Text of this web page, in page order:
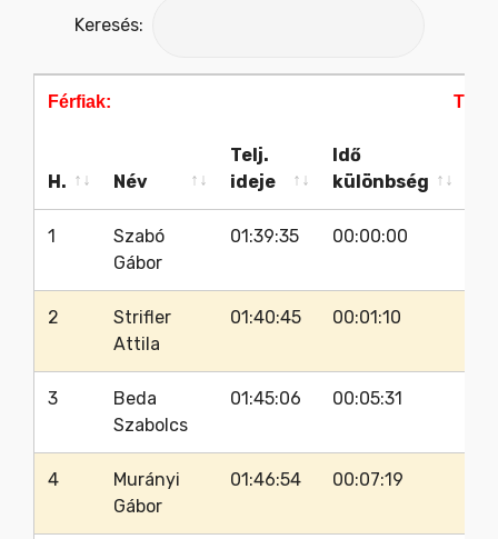
Keresés:
Férfiak: Táv:
H. Név
Telj.
ideje
Idő
különbség
ideje
különbség
1
Szabó
Gábor
01:39:35 00:00:00
2
Strifler
Attila
01:40:45 00:01:10
3
Beda
Szabolcs
01:45:06 00:05:31
4
Murányi
Gábor
01:46:54 00:07:19